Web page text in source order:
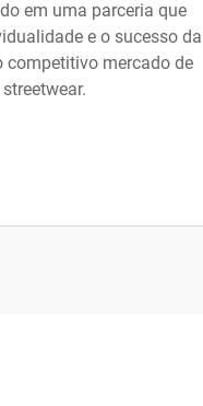
em uma parceria que
e o sucesso da
competitivo mercado de
streetwear.